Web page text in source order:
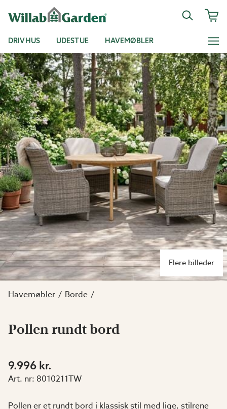
DRIVHUS UDESTUE HAVEMØBLER
Flere billeder
Havemøbler Borde
Pollen rundt bord
9.996 kr.
Art. nr: 8010211TW
Pollen er et rundt bord i klassisk stil med lige, stilrene